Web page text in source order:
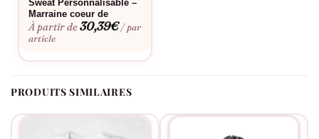
personnalisation. Ce sweat Parrain Cool conserve son éclat et
sa forme lavage après lavage. Entretien facile en machine pour
un quotidien sans contrainte.
Sweat Personnalisable –
Marraine coeur de
À partir de30,39€ / par
article
PRODUITS SIMILAIRES